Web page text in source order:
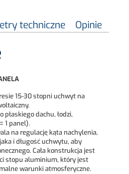
techniczne Opinie
15-30 stopni uchwyt na
dachu, łodzi,
1 panel).
na regulację kąta nachylenia,
i długość uchwytu, aby
Cała konstrukcja jest
stopu aluminium, który jest
warunki atmosferyczne.